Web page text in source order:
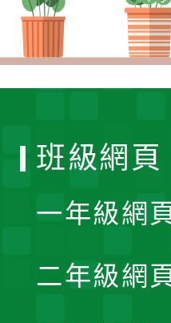
班級網頁
一年級網
二年級網